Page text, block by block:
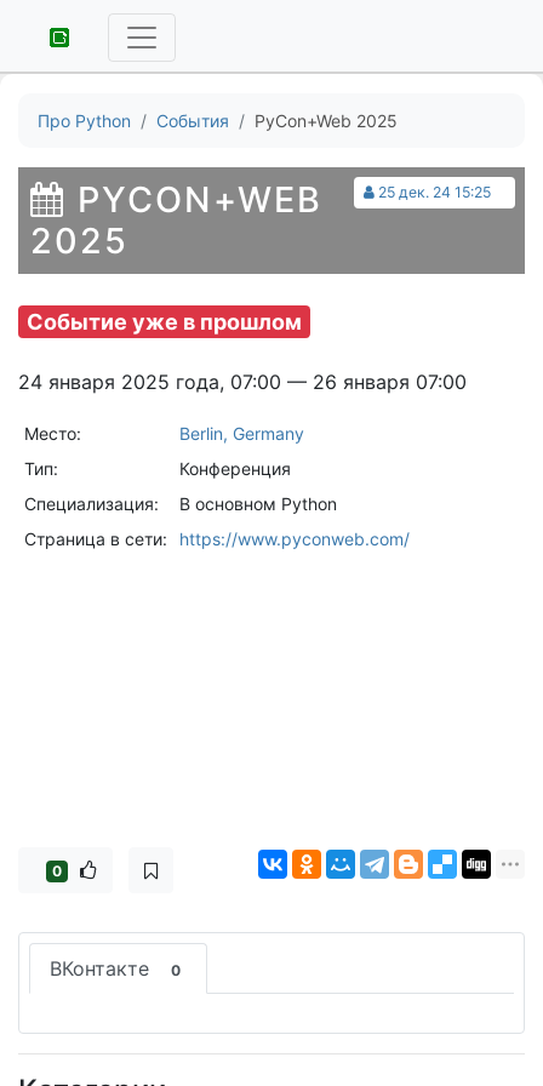
Про Python События PyCon+Web 2025
25 дек. 24 15:25
PYCON+WEB
2025
Событие уже в прошлом
24 января 2025 года, 07:00 — 26 января 07:00
Место:
Berlin, Germany
Тип:
Конференция
Специализация:
В основном Python
Страница в сети:
https://www.pyconweb.com/
0
ВКонтакте 0